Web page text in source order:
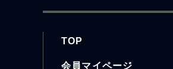
TOP
会員マイページ